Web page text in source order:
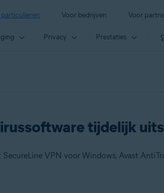
particulieren Voor bedrijven Voor
Privacy Prestaties
tijdelijk